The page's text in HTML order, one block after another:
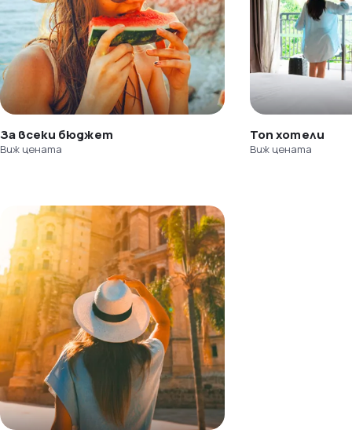
За всеки бюджет
Виж цената
Топ хотели
Виж цената